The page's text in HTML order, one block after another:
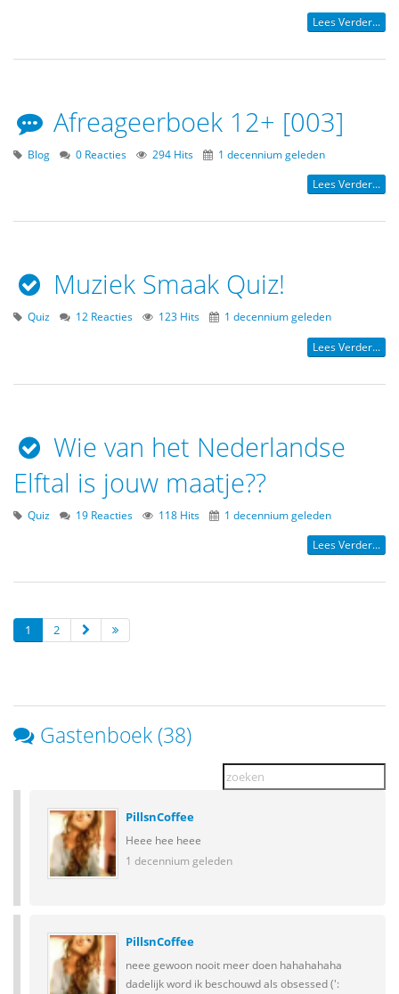
Lees Verder...
Afreageerboek 12+ [003]
Blog 0 Reacties 294 Hits 1 decennium geleden
Lees Verder...
Muziek Smaak Quiz!
Quiz 12 Reacties 123 Hits 1 decennium geleden
Lees Verder...
Wie van het Nederlandse
Elftal is jouw maatje??
Quiz 19 Reacties 118 Hits 1 decennium geleden
Lees Verder...
1 2
Gastenboek (38)
PillsnCoffee
Heee hee heee
1 decennium geleden
PillsnCoffee
neee gewoon nooit meer doen hahahahaha
dadelijk word ik beschouwd als obsessed (':